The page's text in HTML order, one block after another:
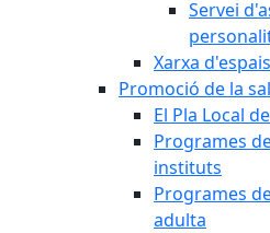
Servei
Xarxa
Promoció de la
El Pla Local
Programes
instituts
Programes
adulta